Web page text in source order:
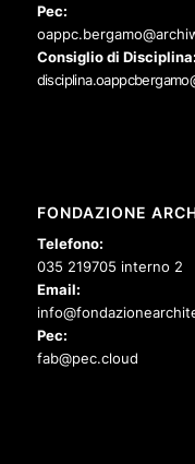
Pec:
Consiglio di Disciplina:
FONDAZIONE
Telefono:
035 219705 interno 2
Email:
Pec:
fab@pec.cloud